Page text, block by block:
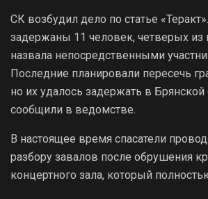
СК возбудил дело по статье
задержаны 11 человек, четверых
назвала непосредственными
Последние планировали пересечь
но их удалось задержать в Брянской
сообщили в ведомстве.
В настоящее время спасатели
разбору завалов после обрушения
концертного зала, который